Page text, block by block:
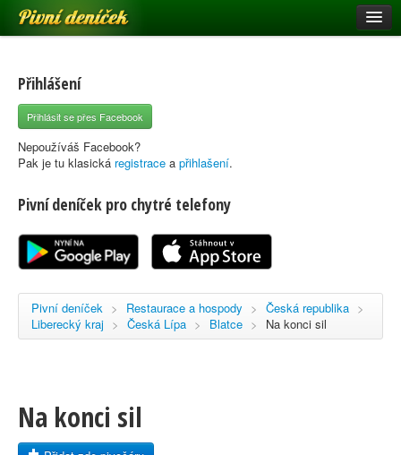
Pivní deníček
Pivní mapa
Pivní značky
Nápověda
Registrace
Přihlášení
Přihlásit se přes Facebook
Nepoužíváš Facebook?
Pak je tu klasická registrace a přihlašení.
Pivní deníček pro chytré telefony
Pivní deníček > Restaurace a hospody > Česká republika >
Liberecký kraj > Česká Lípa > Blatce > Na konci sil
Na konci sil